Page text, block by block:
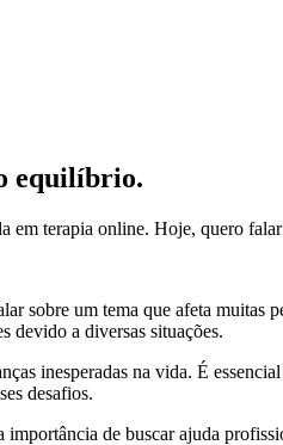
equilíbrio.
terapia online. Hoje, quero
sobre um tema que afeta muitas
devido a diversas situações.
inesperadas na vida. É
desafios.
de buscar ajuda